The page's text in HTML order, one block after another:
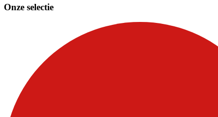
Onze selectie